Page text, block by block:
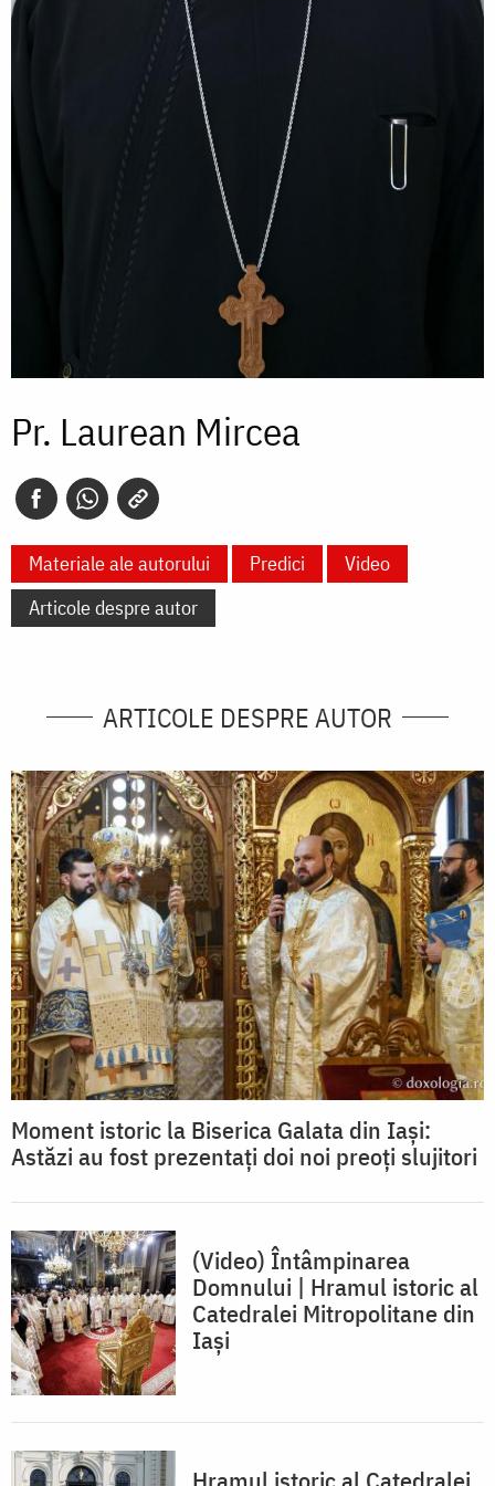
Pr. Laurean Mircea
Materiale ale autorului Predici
Video
Articole despre autor
ARTICOLE DESPRE AUTOR
Moment istoric la Biserica Galata din Iași:
Astăzi au fost prezentați doi noi preoți slujitori
(Video) Întâmpinarea
Domnului | Hramul istoric al
Catedralei Mitropolitane din
Iași